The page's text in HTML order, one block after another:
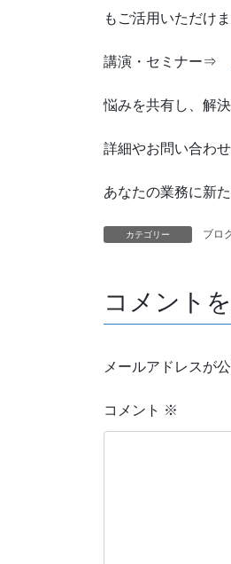
もご活用いただけま
講演・セミナー⇒
悩みを共有し、解
詳細やお問い合わ
あなたの業務に新
カテゴリー ブロ
コメント
メールアドレスが
コメント ※